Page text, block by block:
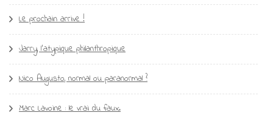
Le prochain arrive !
Jarry, l’atypique philanthropique
Nico Augusto, normal ou paranormal ?
Marc Lavoine : le vrai du faux.